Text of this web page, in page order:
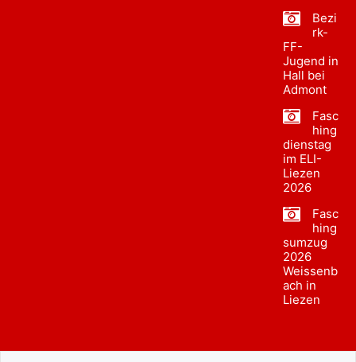
Bezi
rk-
FF-
Jugend in
Hall bei
Admont
Fasc
hing
dienstag
im ELI-
Liezen
2026
Fasc
hing
sumzug
2026
Weissenb
ach in
Liezen